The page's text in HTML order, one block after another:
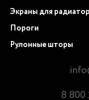
Экраны для
Пороги
Рулонные шторы
8 800